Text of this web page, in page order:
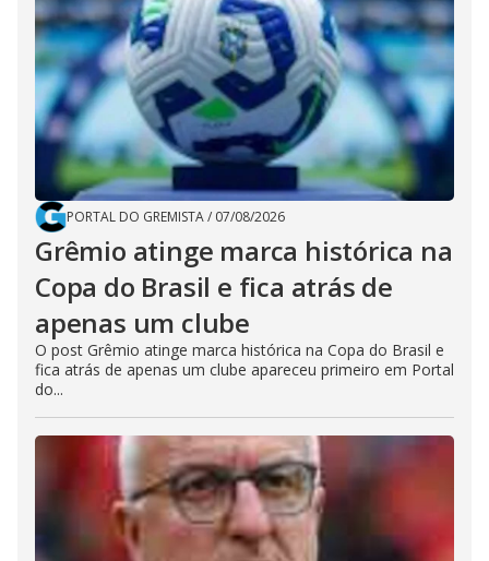
PORTAL DO GREMISTA/ 07/08/2026
Grêmio atinge marca histórica na
Copa do Brasil e fica atrás de
apenas um clube
O post Grêmio atinge marca histórica na Copa do Brasil e
fica atrás de apenas um clube apareceu primeiro em Portal
do...